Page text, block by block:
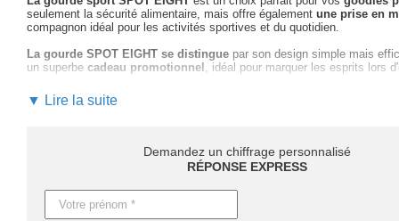
seulement la sécurité alimentaire, mais offre également une prise en
compagnon idéal pour les activités sportives et du quotidien.
La gourde SPOT EIGHT se distingue par son design simple mais
un superbe cadeau promotionnel , idéal pour marquer les esprits lors
En choisissant de personnaliser cette gourde, vous êtes
marquage et les choix de coloris qui maximiseront
Ne manquez pas cette opportunité de valoriser votre marque avec la
découvrir comment ce produit peutbooster votre visibilité et fidéliser
Les délais de livraison peuvent varier. Comptez
Pour des besoins urgents, une production express est également
▼ Lire la suite
Demandez un chiffrage personnalisé
RÉPONSE EXPRESS